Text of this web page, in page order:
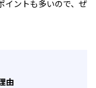
イントも多いので、ぜ
由